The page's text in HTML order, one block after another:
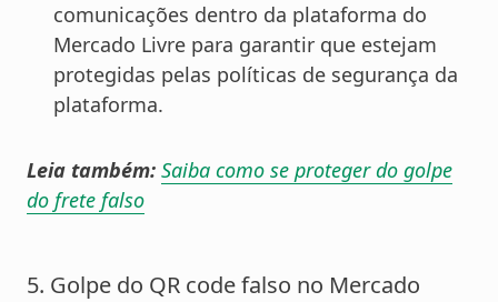
comunicações dentro da plataforma do
Mercado Livre para garantir que estejam
protegidas pelas políticas de segurança da
plataforma.
Leia também: Saiba como se proteger do golpe
do frete falso
5. Golpe do QR code falso no Mercado